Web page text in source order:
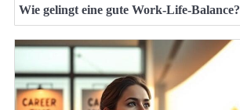
Wie gelingt eine gute Work-Life-Balance?